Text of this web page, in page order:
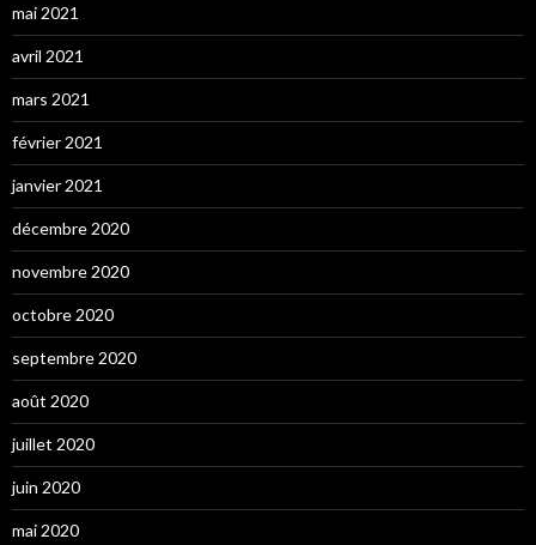
mai 2021
avril 2021
mars 2021
février 2021
janvier 2021
décembre 2020
novembre 2020
octobre 2020
septembre 2020
août 2020
juillet 2020
juin 2020
mai 2020